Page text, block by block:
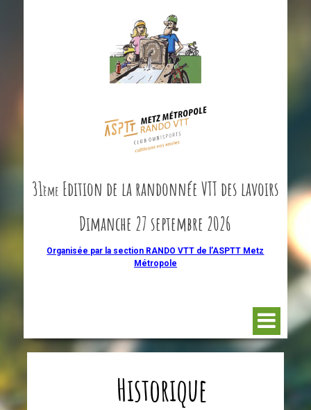
31ème Edition de la randonnée VTT des lavoirs
Dimanche 27 septembre 2026
Organisée par la section RANDO VTT de l’ASPTT Metz
Métropole
Historique